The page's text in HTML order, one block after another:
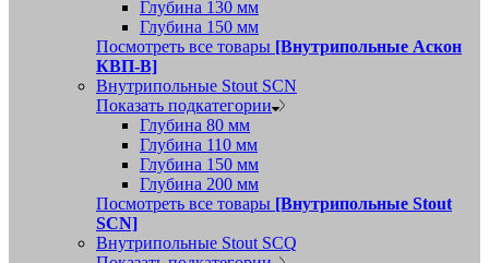
Глубина 130 мм
Глубина 150 мм
Посмотреть все товары [Внутрипольные Аскон
КВП-В]
Внутрипольные Stout SCN
Показать подкатегории
Глубина 80 мм
Глубина 110 мм
Глубина 150 мм
Глубина 200 мм
Посмотреть все товары [Внутрипольные Stout
SCN]
Внутрипольные Stout SCQ